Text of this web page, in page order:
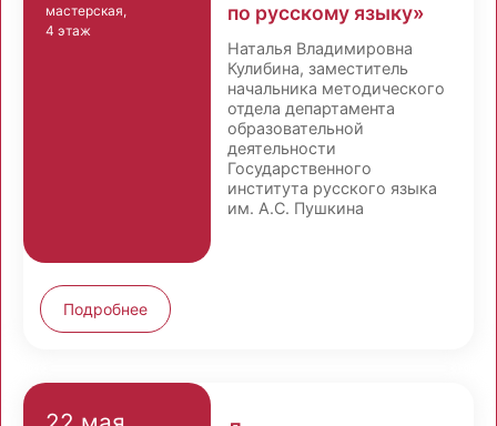
мастерская,
4 этаж
по русскому языку»
Наталья Владимировна
Кулибина, заместитель
начальника методического
отдела департамента
образовательной
деятельности
Государственного
института русского языка
им. А.С. Пушкина
Подробнее